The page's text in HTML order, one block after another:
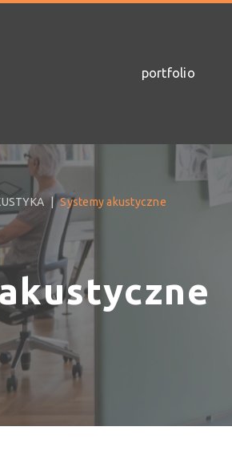
portfolio
Systemy akustyczne